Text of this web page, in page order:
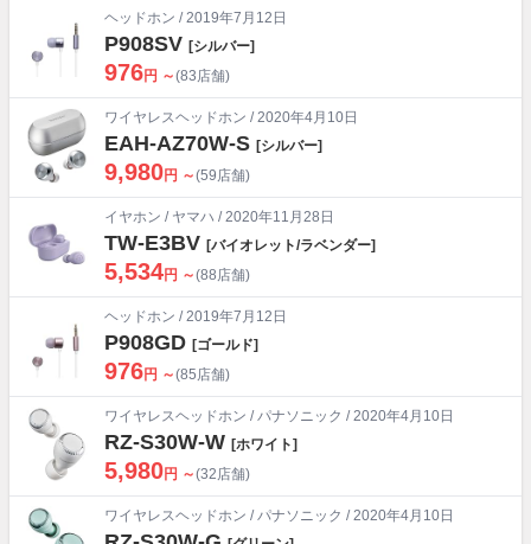
ヘッドホン / 2019年7月12日
P908SV [シルバー]
976円 ～(83店舗)
ワイヤレスヘッドホン / 2020年4月10日
EAH-AZ70W-S [シルバー]
9,980円 ～(59店舗)
イヤホン / ヤマハ / 2020年11月28日
TW-E3BV [バイオレット/ラベンダー]
5,534円 ～(88店舗)
ヘッドホン / 2019年7月12日
P908GD [ゴールド]
976円 ～(85店舗)
ワイヤレスヘッドホン /パナソニック / 2020年4月10日
RZ-S30W-W [ホワイト]
5,980円 ～(32店舗)
ワイヤレスヘッドホン /パナソニック / 2020年4月10日